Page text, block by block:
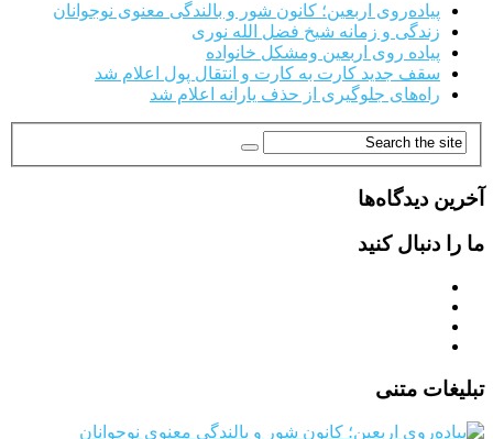
پیاده‌روی اربعین؛ کانون شور و بالندگی معنوی نوجوانان
زندگی و زمانه شیخ فضل الله نوری
پیاده روی اربعین ومشکل خانواده
سقف جدید کارت به کارت و انتقال پول اعلام شد
راه‌های جلوگیری از حذف یارانه اعلام شد
آخرین دیدگاه‌ها
ما را دنبال کنید
تبلیغات متنی